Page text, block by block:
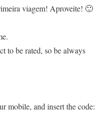
viagem! Aproveite! 🙂
to be rated, so be always
mobile, and insert the code: